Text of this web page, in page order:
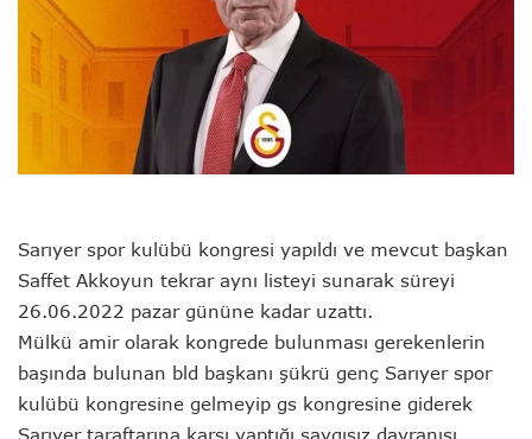
Sarıyer spor kulübü kongresi yapıldı ve mevcut başkan
Saffet Akkoyun tekrar aynı listeyi sunarak süreyi
26.06.2022 pazar gününe kadar uzattı.
Mülkü amir olarak kongrede bulunması gerekenlerin
başında bulunan bld başkanı şükrü genç Sarıyer spor
kulübü kongresine gelmeyip gs kongresine giderek
Sarıyer taraftarına karşı yaptığı saygısız davranışı